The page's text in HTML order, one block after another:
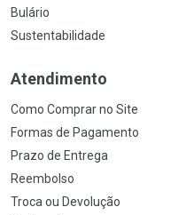
Bulário
Sustentabilidade
Atendimento
Como Comprar no Site
Formas de Pagamento
Prazo de Entrega
Reembolso
Troca ou Devolução